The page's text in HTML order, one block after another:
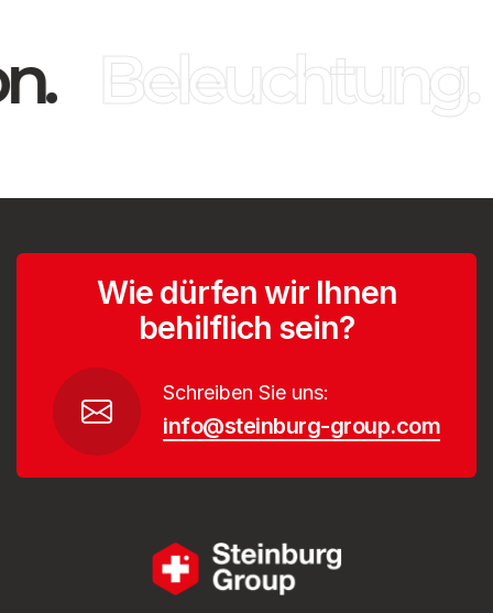
Beleuchtung.
Wie dürfen wir Ihnen
behilflich sein?
Schreiben Sie uns:
info@steinburg-group.com